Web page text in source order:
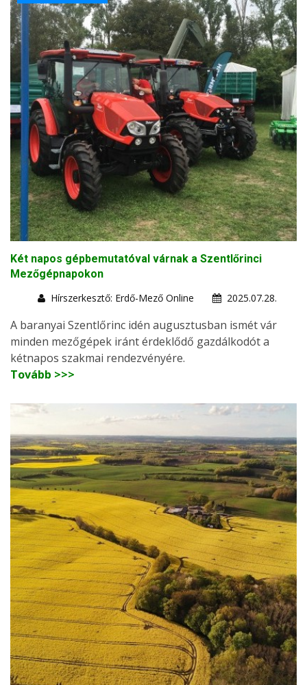
Két napos gépbemutatóval várnak a Szentlőrinci
Mezőgépnapokon
Hírszerkesztő: Erdő-Mező Online
2025.07.28.
A baranyai Szentlőrinc idén augusztusban ismét vár
minden mezőgépek iránt érdeklődő gazdálkodót a
kétnapos szakmai rendezvényére.
Tovább >>>